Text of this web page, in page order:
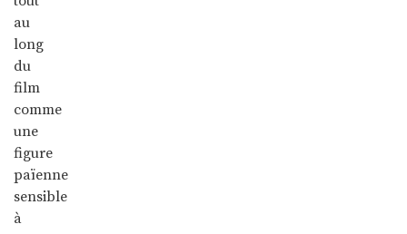
au
long
du
film
comme
une
figure
païenne
sensible
à